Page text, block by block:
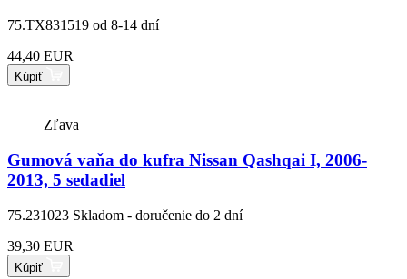
75.TX831519 od 8-14 dní
44,40 EUR
Kúpiť
Zľava
Gumová vaňa do kufra Nissan Qashqai I, 2006-
2013, 5 sedadiel
75.231023 Skladom - doručenie do 2 dní
39,30 EUR
Kúpiť